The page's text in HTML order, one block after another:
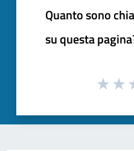
Quanto sono
su questa